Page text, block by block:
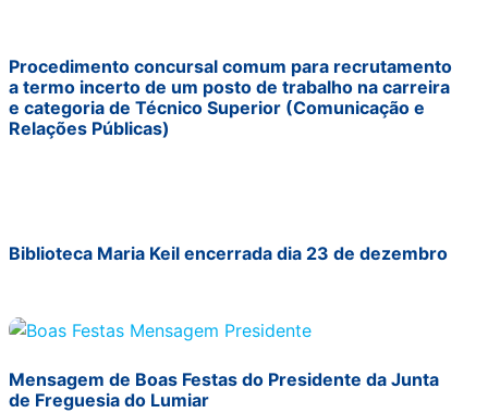
Procedimento concursal comum para recrutamento
a termo incerto de um posto de trabalho na carreira
e categoria de Técnico Superior (Comunicação e
Relações Públicas)
Biblioteca Maria Keil encerrada dia 23 de dezembro
Mensagem de Boas Festas do Presidente da Junta
de Freguesia do Lumiar